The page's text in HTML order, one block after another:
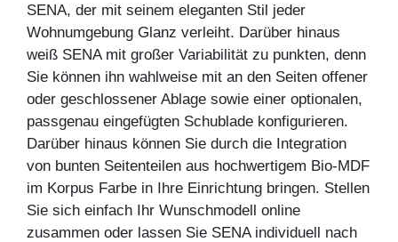
SENA, der mit seinem eleganten Stil jeder
Wohnumgebung Glanz verleiht. Darüber hinaus
weiß SENA mit großer Variabilität zu punkten, denn
Sie können ihn wahlweise mit an den Seiten offener
oder geschlossener Ablage sowie einer optionalen,
passgenau eingefügten Schublade konfigurieren.
Darüber hinaus können Sie durch die Integration
von bunten Seitenteilen aus hochwertigem Bio-MDF
im Korpus Farbe in Ihre Einrichtung bringen. Stellen
Sie sich einfach Ihr Wunschmodell online
zusammen oder lassen Sie SENA individuell nach